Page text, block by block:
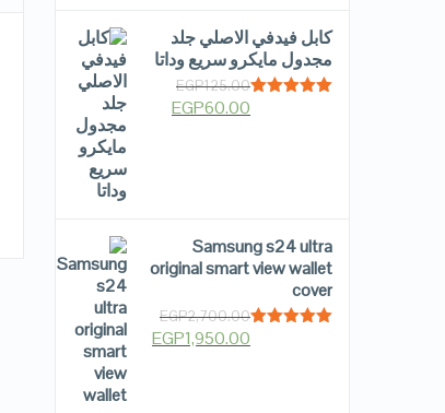
كابل فيدفي الاصلي جلد
مجدول مايكرو سريع وداتا
EGP125.00
EGP60.00
Samsung s24 ultra
original smart view wallet
cover
EGP2,700.00
EGP1,950.00